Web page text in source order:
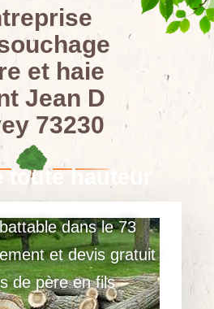
toute hauteur
dans le 73
et devis gratuit
de père en fils
et haie
Jean D
73230